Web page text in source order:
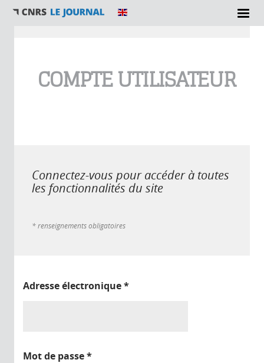
COMPTE UTILISATEUR
Connectez-vous pour accéder à toutes
les fonctionnalités du site
* renseignements obligatoires
Adresse électronique*
Mot de passe*